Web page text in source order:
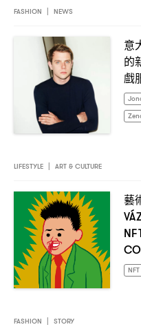
FASHION | NEWS
意
的
戲
LIFESTYLE | ART & CULTURE
藝
NFT
FASHION | STORY